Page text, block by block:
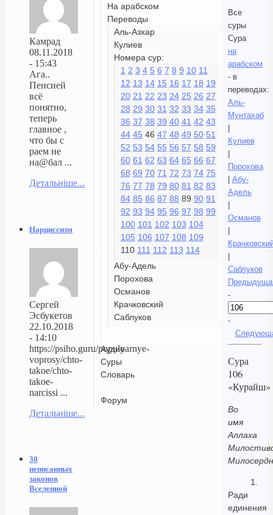
На арабском
Переводы
Аль-Азхар
Кулиев
Номера сур:
1 2 3 4 5 6 7 8 9 10 11
12 13 14 15 16 17 18 19
20 21 22 23 24 25 26 27
28 29 30 31 32 33 34 35
36 37 38 39 40 41 42 43
44 45 46 47 48 49 50 51
52 53 54 55 56 57 58 59
60 61 62 63 64 65 66 67
68 69 70 71 72 73 74 75
76 77 78 79 80 81 82 83
84 85 86 87 88 89 90 91
92 93 94 95 96 97 98 99
100 101 102 103 104
105 106 107 108 109
110 111 112 113 114
Абу-Адель
Порохова
Османов
Крачковский
Саблуков
Аудио
Суры
Словарь
Форум
Все
суры
Сура
на
арабском
- в
переводах:
Аль-
Мунтахаб
|
Кулиев
|
Порохова
| Абу-
Адель
|
Османов
|
|
Саблуков
-
-
Сура
106
«Куpaйш»
Во
имя
Аллаха
1.
Ради
единения
Камрад
08.11.2018
- 15:43
Ага..
Пенсией
всё
понятно,
теперь
главное ,
что бы с
раем не
на@бал ...
Детальніше...
Нарциссизм
Сергей
Эсбукетов
22.10.2018
- 14:10
https://psiho.guru/populyarnye-
voprosy/chto-
takoe/chto-
takoe-
narcissi ...
Детальніше...
30
неписанных
законов
Вселенной